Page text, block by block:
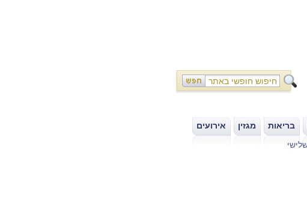
בריאות מגזין
אירועים